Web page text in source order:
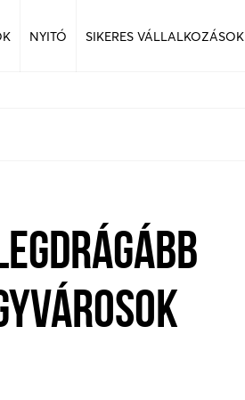
NYITÓ SIKERES VÁLLALKOZÁSOK